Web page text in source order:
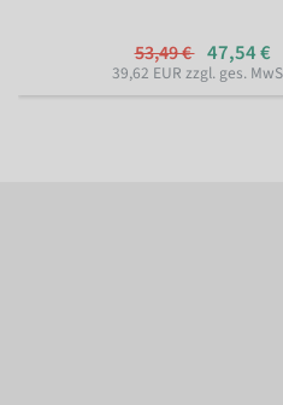
53,49 € 47,54 €
39,62 EUR zzgl. ges.